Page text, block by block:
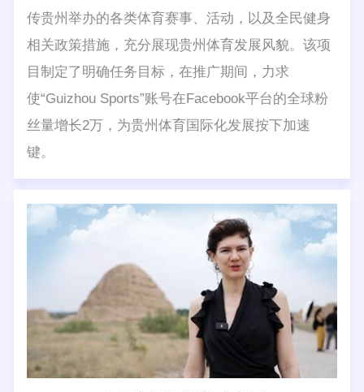
传贵州举办的各类体育赛事、活动，以及全民健身
相关政策措施，充分展现贵州体育发展风貌。该项
目制定了明确任务目标，在推广期间，力求
使“Guizhou Sports”账号在Facebook平台的全球粉
丝量增长2万，为贵州体育国际化发展按下加速
键。